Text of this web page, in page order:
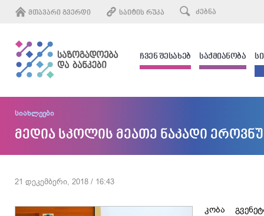
ᲛᲗᲐᲕᲐᲠᲘ ᲒᲕᲔᲠᲓᲘ ᲡᲐᲘᲢᲘᲡ ᲠᲣᲙᲐ
ᲩᲕᲔᲜ ᲨᲔᲡᲐᲮᲔᲑ ᲡᲐᲥᲛᲘᲐᲜᲝᲑᲐ
სიახლეები
მედია სკოლის მეათე ნაკადი
21 დეკემბერი, 2018 / 16:43
კობა